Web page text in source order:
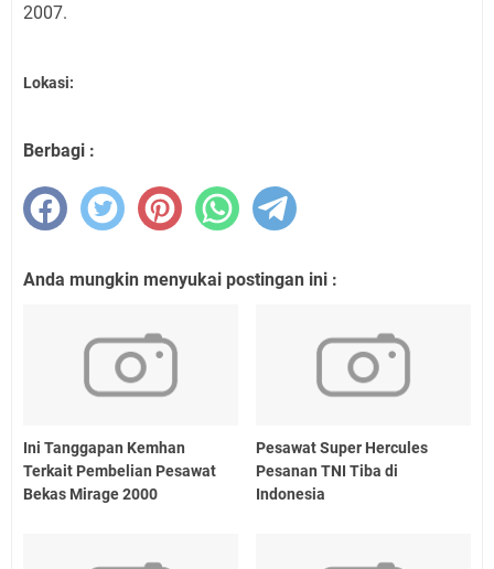
2007.
Lokasi:
Berbagi :
Anda mungkin menyukai postingan ini :
Ini Tanggapan Kemhan
Terkait Pembelian Pesawat
Bekas Mirage 2000
Pesawat Super Hercules
Pesanan TNI Tiba di
Indonesia